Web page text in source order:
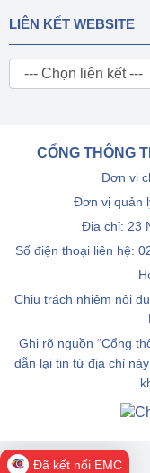
LIÊN KẾT WEBSITE
CỔNG THÔNG
Đơn vị
Đơn vị quản
Địa chỉ: 23
Số điện thoại liên hệ:
Chịu trách nhiệm nội
Ghi rõ nguồn “Cổng
dẫn lại tin từ địa chỉ
Đã kết nối EMC